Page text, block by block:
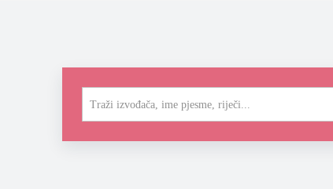
Traži izvođača, ime pjesme, riječi...